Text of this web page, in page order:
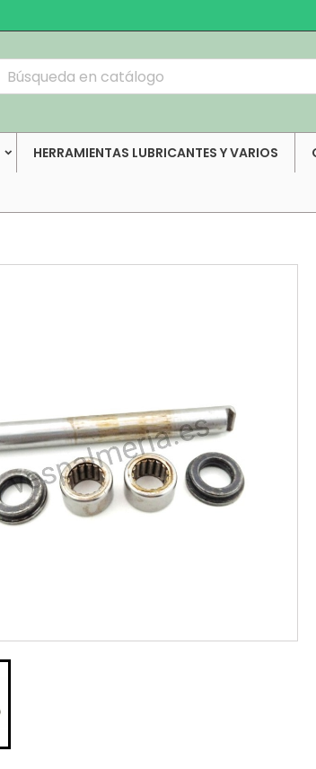
HERRAMIENTAS LUBRICANTES Y VARIOS